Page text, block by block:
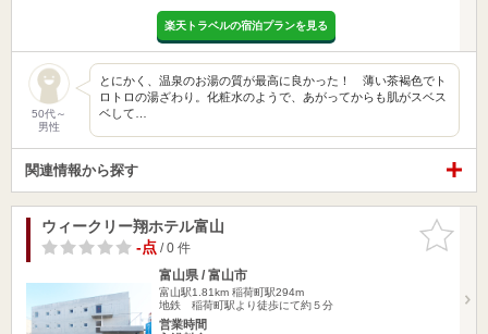
楽天トラベルの宿泊プランを見る
50代～
男性
とにかく、温泉のお湯の質が最高に良かった！ 薄い茶褐色でト
ロトロの湯ざわり。化粧水のようで、あがってからも肌がスベス
ベして…
関連情報から探す
お気に入
りに追加
ウィークリー翔ホテル富山
-点/ 0 件
富山県 / 富山市
富山駅1.81km 稲荷町駅294m
地鉄 稲荷町駅より徒歩にて約５分
営業時間